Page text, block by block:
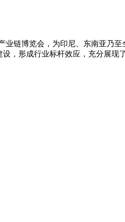
链博览会，为印尼、东南亚乃
，形成行业标杆效应，充分展